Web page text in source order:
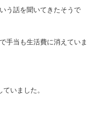
う話を聞いてきたそうで
手当も生活費に消えていま
いました。